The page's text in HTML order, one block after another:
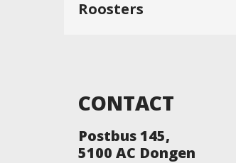
Roosters
CONTACT
Postbus 145,
5100 AC Dongen